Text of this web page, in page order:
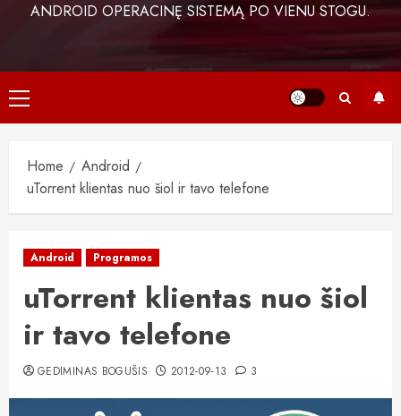
ANDROID OPERACINĘ SISTEMĄ PO VIENU STOGU.
Primary
Menu
Home
Android
uTorrent klientas nuo šiol ir tavo telefone
Android Programos
uTorrent klientas nuo šiol
ir tavo telefone
GEDIMINAS BOGUŠIS 2012-09-13 3